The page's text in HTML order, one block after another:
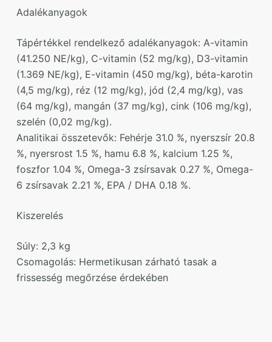
Adalékanyagok
Tápértékkel rendelkező adalékanyagok: A-vitamin
(41.250 NE/kg), C-vitamin (52 mg/kg), D3-vitamin
(1.369 NE/kg), E-vitamin (450 mg/kg), béta-karotin
(4,5 mg/kg), réz (12 mg/kg), jód (2,4 mg/kg), vas
(64 mg/kg), mangán (37 mg/kg), cink (106 mg/kg),
szelén (0,02 mg/kg).
Analitikai összetevők: Fehérje 31.0 %, nyerszsír 20.8
%, nyersrost 1.5 %, hamu 6.8 %, kalcium 1.25 %,
foszfor 1.04 %, Omega-3 zsírsavak 0.27 %, Omega-
6 zsírsavak 2.21 %, EPA / DHA 0.18 %.
Kiszerelés
Súly: 2,3 kg
Csomagolás: Hermetikusan zárható tasak a
frissesség megőrzése érdekében